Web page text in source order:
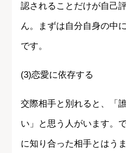
認されることだけが自己
ん。まずは自分自身の中
です。
(3)恋愛に依存する
交際相手と別れると、「
い」と思う人がいます。
に知り合った相手とはう